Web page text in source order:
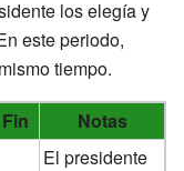
los elegía y
este periodo,
tiempo.
Fin Notas
El presidente